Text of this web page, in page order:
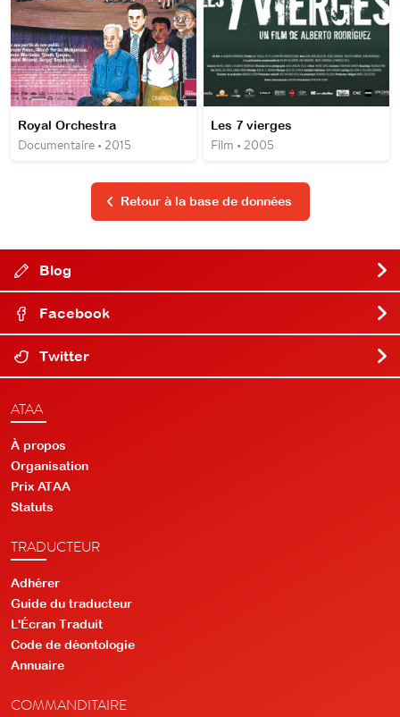
Royal Orchestra
Documentaire • 2015
Les 7 vierges
Film • 2005
Retour à la base de données
Blog
Facebook
Twitter
ATAA
À propos
Organisation
Prix ATAA
Statuts
TRADUCTEUR
Adhérer
Guide du traducteur
L'Écran Traduit
Code de déontologie
Annuaire
COMMANDITAIRE